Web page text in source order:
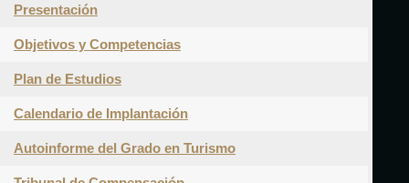
Presentación
Objetivos y Competencias
Plan de Estudios
Calendario de Implantación
Autoinforme del Grado en Turismo